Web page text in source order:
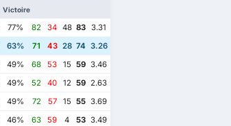
Victoire
77% 82 34 48 83
3.31
63% 71 43 28 74 3.26
49% 68 53 15 59 3.46
49% 52 40 12 59 2.63
49% 72 57 15 55 3.69
46% 63 59 4 53 3.49